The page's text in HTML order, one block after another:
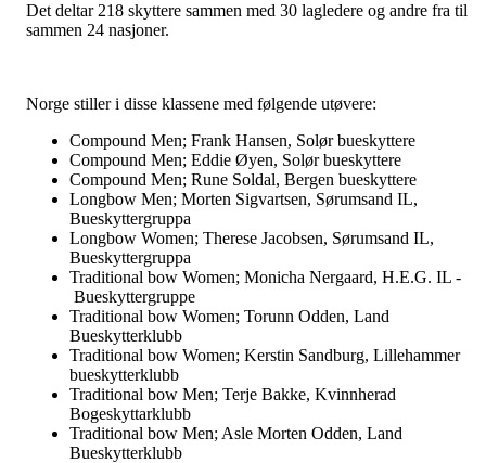
Det deltar 218 skyttere sammen med 30 lagledere og andre fra til
sammen 24 nasjoner.
Norge stiller i disse klassene med følgende utøvere:
Compound Men; Frank Hansen, Solør bueskyttere
Compound Men; Eddie Øyen, Solør bueskyttere
Compound Men; Rune Soldal, Bergen bueskyttere
Longbow Men; Morten Sigvartsen, Sørumsand IL,
Bueskyttergruppa
Longbow Women; Therese Jacobsen, Sørumsand IL,
Bueskyttergruppa
Traditional bow Women; Monicha Nergaard, H.E.G. IL -
Bueskyttergruppe
Traditional bow Women; Torunn Odden, Land
Bueskytterklubb
Traditional bow Women; Kerstin Sandburg, Lillehammer
bueskytterklubb
Traditional bow Men; Terje Bakke, Kvinnherad
Bogeskyttarklubb
Traditional bow Men; Asle Morten Odden, Land
Bueskytterklubb